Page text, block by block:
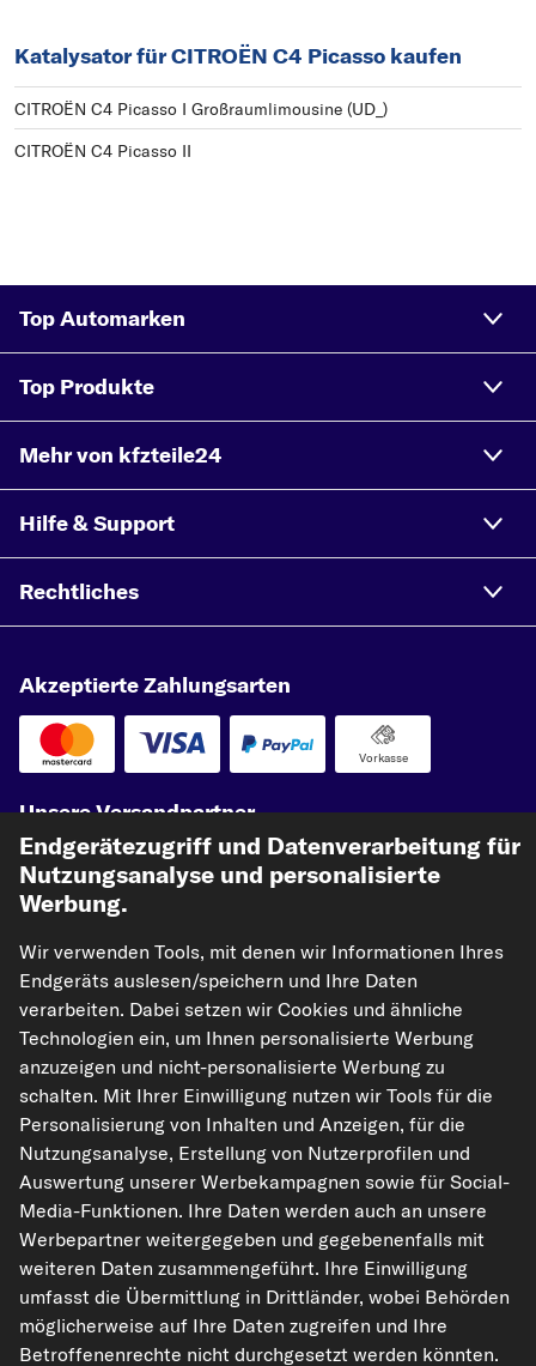
Katalysator für CITROËN C4 Picasso kaufen
CITROËN C4 Picasso I Großraumlimousine (UD_)
CITROËN C4 Picasso II
Top Automarken
Top Produkte
Mehr von kfzteile24
Hilfe & Support
Rechtliches
Akzeptierte Zahlungsarten
Vorkasse
Unsere Versandpartner
kfzteile24.de carpardoo.nl
carpardoo.fr
carpardoo.dk
Die hier dargestellten Daten, insbesondere die gesamte Datenbank, dürfen
nicht vervielfältigt werden. Die Vervielfältigung und Verbreitung der Daten und
der Datenbank ohne vorherige Einwilligung von TecAlliance und/oder die
Einbeziehung Dritter in solche Aktivitäten ist streng verboten. Jegliche
unautorisierte Nutzung von Inhalten stellt eine Verletzung des Urheberrechts
dar und kann rechtliche Schritte nach sich ziehen.
Vertrag widerrufen
Endgerätezugriff und Datenverarbeitung für
Nutzungsanalyse und personalisierte
Werbung.
Wir verwenden Tools, mit denen wir Informationen Ihres
Endgeräts auslesen/speichern und Ihre Daten
verarbeiten. Dabei setzen wir Cookies und ähnliche
Technologien ein, um Ihnen personalisierte Werbung
anzuzeigen und nicht-personalisierte Werbung zu
schalten. Mit Ihrer Einwilligung nutzen wir Tools für die
Personalisierung von Inhalten und Anzeigen, für die
Nutzungsanalyse, Erstellung von Nutzerprofilen und
Auswertung unserer Werbekampagnen sowie für Social-
Media-Funktionen. Ihre Daten werden auch an unsere
Werbepartner weitergegeben und gegebenenfalls mit
weiteren Daten zusammengeführt. Ihre Einwilligung
umfasst die Übermittlung in Drittländer, wobei Behörden
möglicherweise auf Ihre Daten zugreifen und Ihre
Betroffenenrechte nicht durchgesetzt werden könnten.